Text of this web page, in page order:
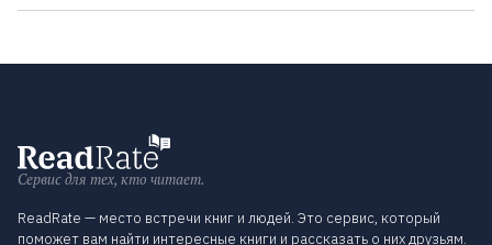
Сервис для тех, кто читает.
ReadRate — место встречи книг и людей. Это сервис, который
поможет вам найти интересные книги и рассказать о них друзьям.